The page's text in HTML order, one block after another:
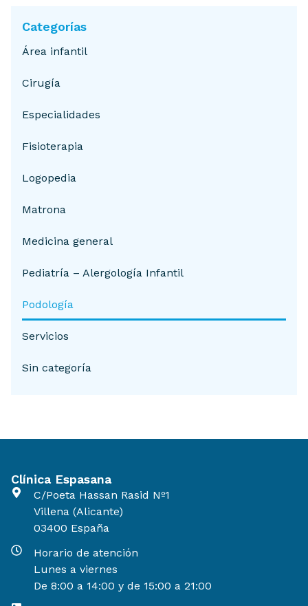
Categorías
Área infantil
Cirugía
Especialidades
Fisioterapia
Logopedia
Matrona
Medicina general
Pediatría – Alergología Infantil
Podología
Servicios
Sin categoría
Clínica Espasana
C/Poeta Hassan Rasid Nº1
Villena (Alicante)
03400 España
Horario de atención
Lunes a viernes
De 8:00 a 14:00 y de 15:00 a 21:00